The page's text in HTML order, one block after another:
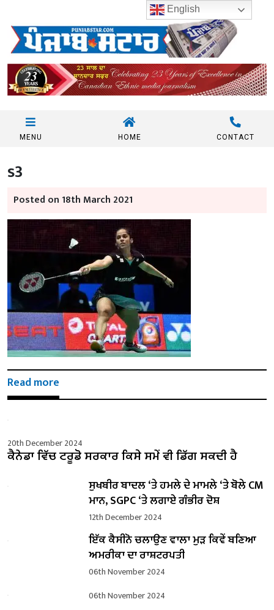
MENU HOME CONTACT
s3
Posted on 18th March 2021
Read more
20th December 2024
ਕੈਨੇਡਾ ਵਿੱਚ ਟਰੂਡੋ ਸਰਕਾਰ ਕਿਸੇ ਸਮੇਂ ਵੀ ਡਿੱਗ ਸਕਦੀ ਹੈ
ਸੁਖਬੀਰ ਬਾਦਲ ‘ਤੇ ਹਮਲੇ ਦੇ ਮਾਮਲੇ ‘ਤੇ ਬੋਲੇ ​​CM
ਮਾਨ, SGPC ‘ਤੇ ਲਗਾਏ ਗੰਭੀਰ ਦੋਸ਼
12th December 2024
ਇੱਕ ਕੈਸੀਨੋ ਚਲਾਉਣ ਵਾਲਾ ਮੁੜ ਕਿਵੇਂ ਬਣਿਆ
ਅਮਰੀਕਾ ਦਾ ਰਾਸ਼ਟਰਪਤੀ
06th November 2024
06th November 2024
English